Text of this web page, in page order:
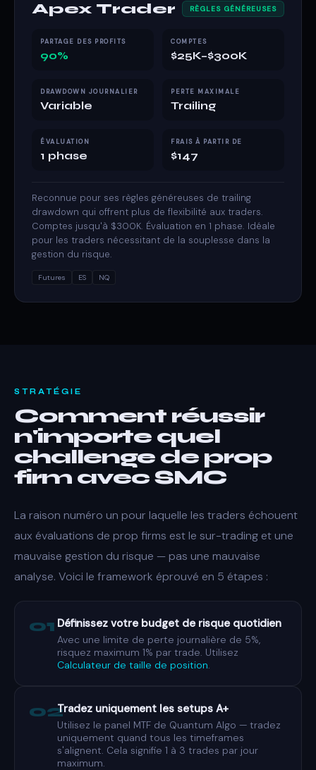
Apex Trader RÈGLES GÉNÉREUSES
PARTAGE DES PROFITS
90%
COMPTES
$25K–$300K
DRAWDOWN JOURNALIER
Variable
PERTE MAXIMALE
Trailing
ÉVALUATION
1 phase
FRAIS À PARTIR DE
$147
Reconnue pour ses règles généreuses de trailing
drawdown qui offrent plus de flexibilité aux traders.
Comptes jusqu'à $300K. Évaluation en 1 phase. Idéale
pour les traders nécessitant de la souplesse dans la
gestion du risque.
Futures ES NQ
STRATÉGIE
Comment réussir
n'importe quel
challenge de prop
firm avec SMC
La raison numéro un pour laquelle les traders échouent
aux évaluations de prop firms est le sur-trading et une
mauvaise gestion du risque — pas une mauvaise
analyse. Voici le framework éprouvé en 5 étapes :
01 Définissez votre budget de risque quotidien
Avec une limite de perte journalière de 5%,
risquez maximum 1% par trade. Utilisez
Calculateur de taille de position.
02Tradez uniquement les setups A+
Utilisez le panel MTF de Quantum Algo — tradez
uniquement quand tous les timeframes
s'alignent. Cela signifie 1 à 3 trades par jour
maximum.